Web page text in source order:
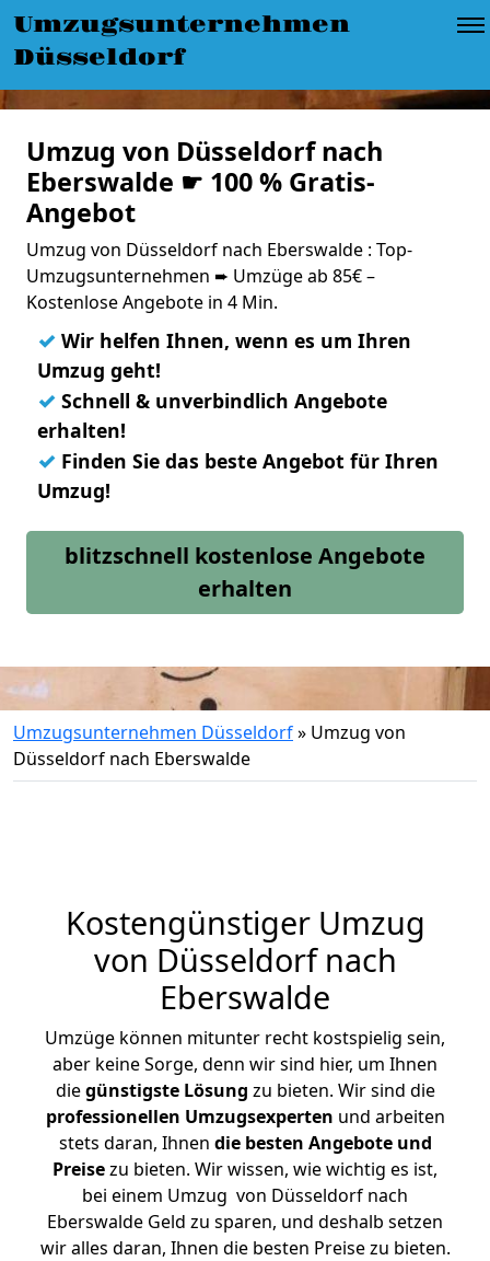
Umzugsunternehmen
Düsseldorf
Umzug von Düsseldorf nach
Eberswalde ☛ 100 % Gratis-
Angebot
Umzug von Düsseldorf nach Eberswalde : Top-
Umzugsunternehmen ➨ Umzüge ab 85€ –
Kostenlose Angebote in 4 Min.
✓ Wir helfen Ihnen, wenn es um Ihren
Umzug geht!
✓ Schnell & unverbindlich Angebote
erhalten!
✓ Finden Sie das beste Angebot für Ihren
Umzug!
blitzschnell kostenlose Angebote
erhalten
Umzugsunternehmen Düsseldorf» Umzug von
Düsseldorf nach Eberswalde
Kostengünstiger Umzug
von Düsseldorf nach
Eberswalde
Umzüge können mitunter recht kostspielig sein,
aber keine Sorge, denn wir sind hier, um Ihnen
diegünstigste Lösung zu bieten. Wir sind die
professionellen Umzugsexperten und arbeiten
stets daran, Ihnen die besten Angebote und
Preisezu bieten. Wir wissen, wie wichtig es ist,
bei einem Umzug von Düsseldorf nach
Eberswalde Geld zu sparen, und deshalb setzen
wir alles daran, Ihnen die besten Preise zu bieten.